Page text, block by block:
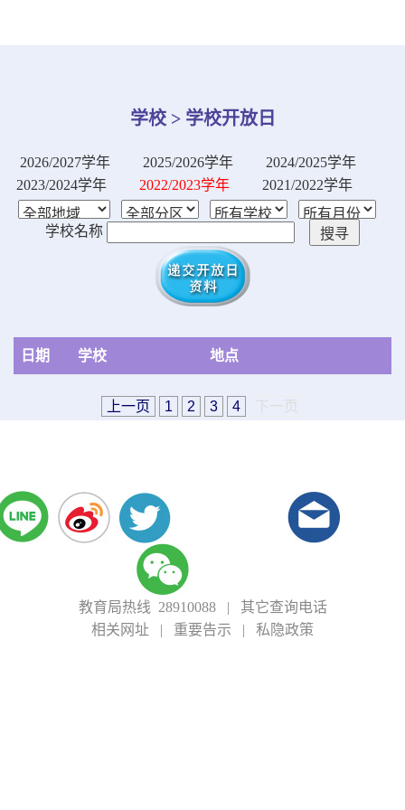
学校 > 学校开放日
2026/2027学年 2025/2026学年
2024/2025学年
2023/2024学年
2022/2023学年 2021/2022学年
学校名称
日期 学校 地点
上一页 1 2 3 4 下一页
教育局热线 28910088| 其它查询电话
相关网址 | 重要告示 | 私隐政策